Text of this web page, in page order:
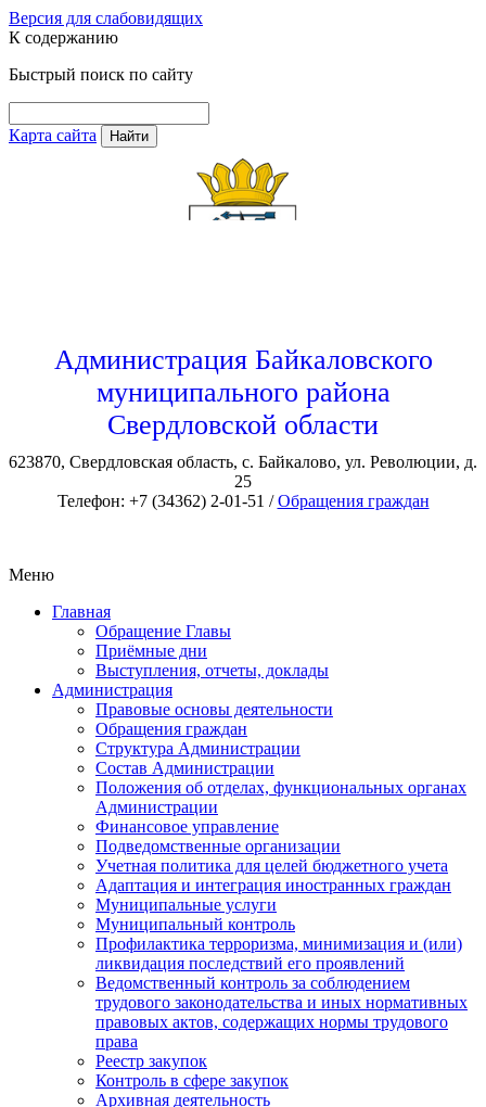
Версия для слабовидящих
К содержанию
Быстрый поиск по сайту
Карта сайта Найти
Администрация Байкаловского
муниципального района
Свердловской области
623870, Свердловская область, с. Байкалово, ул. Революции, д.
25
Телефон: +7 (34362) 2-01-51 /Обращения граждан
Меню
Главная
Обращение Главы
Приёмные дни
Выступления, отчеты, доклады
Администрация
Правовые основы деятельности
Обращения граждан
Структура Администрации
Состав Администрации
Положения об отделах, функциональных органах
Администрации
Финансовое управление
Подведомственные организации
Учетная политика для целей бюджетного учета
Адаптация и интеграция иностранных граждан
Муниципальные услуги
Муниципальный контроль
Профилактика терроризма, минимизация и (или)
ликвидация последствий его проявлений
Ведомственный контроль за соблюдением
трудового законодательства и иных нормативных
правовых актов, содержащих нормы трудового
права
Реестр закупок
Контроль в сфере закупок
Архивная деятельность